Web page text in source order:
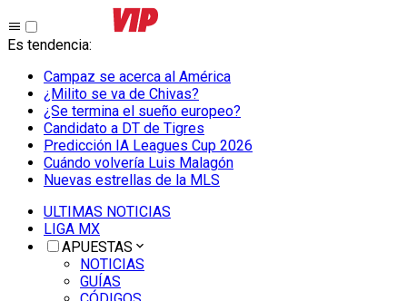
Es tendencia:
Campaz se acerca al América
¿Milito se va de Chivas?
¿Se termina el sueño europeo?
Candidato a DT de Tigres
Predicción IA Leagues Cup 2026
Cuándo volvería Luis Malagón
Nuevas estrellas de la MLS
ULTIMAS NOTICIAS
LIGA MX
APUESTAS
NOTICIAS
GUÍAS